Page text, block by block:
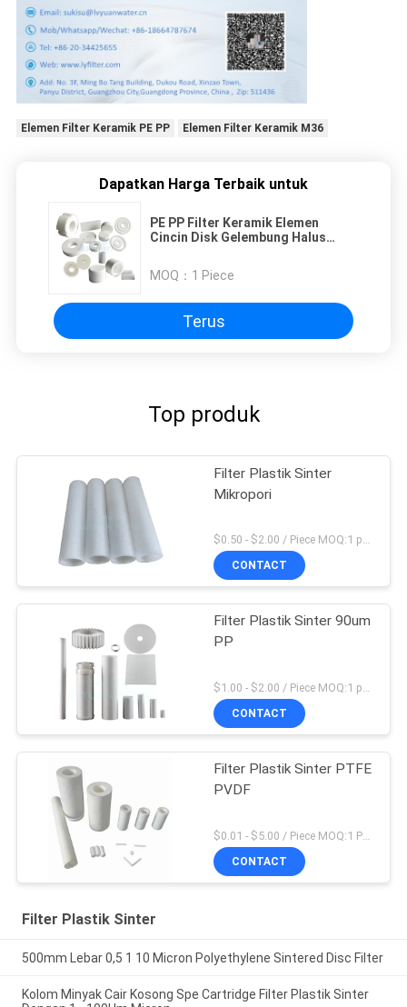
Elemen Filter Keramik PE PP Elemen Filter Keramik M36
Dapatkan Harga Terbaik untuk
PE PP Filter Keramik Elemen
Cincin Disk Gelembung Halus
Akses Botol Ventilasi Mobil
MOQ： 1 Piece
Terus
Top produk
Filter Plastik Sinter
Mikropori
$0.50 - $2.00 / Piece MOQ:1 potong
CONTACT
Filter Plastik Sinter 90um
PP
CONTACT
Filter Plastik Sinter PTFE
PVDF
CONTACT
Filter Plastik Sinter
500mm Lebar 0,5 1 10 Micron Polyethylene Sintered Disc Filter
Kolom Minyak Cair Kosong Spe Cartridge Filter Plastik Sinter